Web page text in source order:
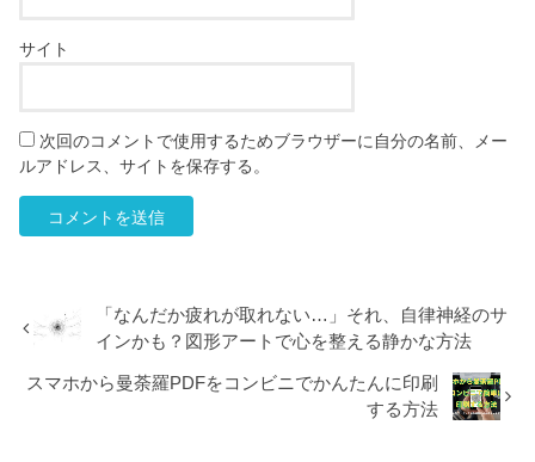
サイト
次回のコメントで使用するためブラウザーに自分の名前、メー
ルアドレス、サイトを保存する。
「なんだか疲れが取れない…」それ、自律神経のサ
インかも？図形アートで心を整える静かな方法
スマホから曼荼羅PDFをコンビニでかんたんに印刷
する方法